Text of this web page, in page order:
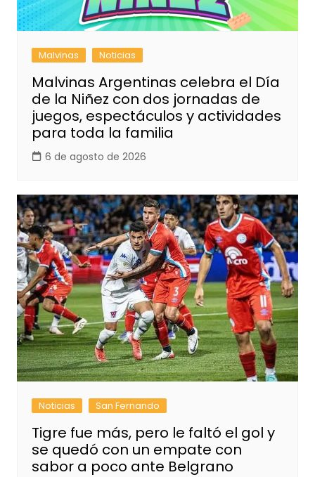
Malvinas Noticias
Malvinas Argentinas celebra el Día
de la Niñez con dos jornadas de
juegos, espectáculos y actividades
para toda la familia
6 de agosto de 2026
Noticias San Fernando
Tigre fue más, pero le faltó el gol y
se quedó con un empate con
sabor a poco ante Belgrano